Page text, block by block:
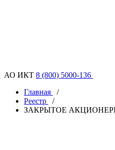
АО ИКТ 8 (800) 5000-136
Главная
/
Реестр
/
ЗАКРЫТОЕ